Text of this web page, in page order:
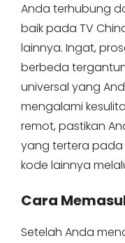
Anda terhubung
baik pada TV
lainnya. Ingat,
berbeda
universal yang
mengalami
remot, pastikan
yang tertera pada
kode lainnya
Cara
Setelah Anda